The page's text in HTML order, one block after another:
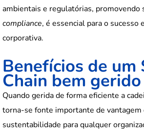
ambientais e regulatórias, promovendo
compliance, é essencial para o sucesso
corporativa.
Benefícios de um
Chain bem gerido
Quando gerida de forma eficiente a
torna-se fonte importante de vantagem
sustentabilidade para qualquer